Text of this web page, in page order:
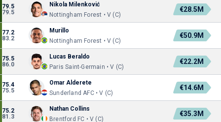
79.5
79.5
Nikola Milenković
Nottingham Forest • V (C)
€28.5M
77.2
83.2
Murillo
Nottingham Forest • V (C)
€50.9M
75.5
86.0
Lucas Beraldo
Paris Saint-Germain • V (C)
€22.2M
75.4
75.5
Omar Alderete
Sunderland AFC • V (C)
€14.6M
75.2
81.3
Nathan Collins
Brentford FC • V (C)
€35.3M